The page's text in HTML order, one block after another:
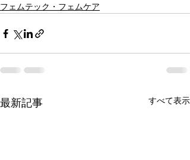
フェムテック・フェムケア
最新記事 すべて表示